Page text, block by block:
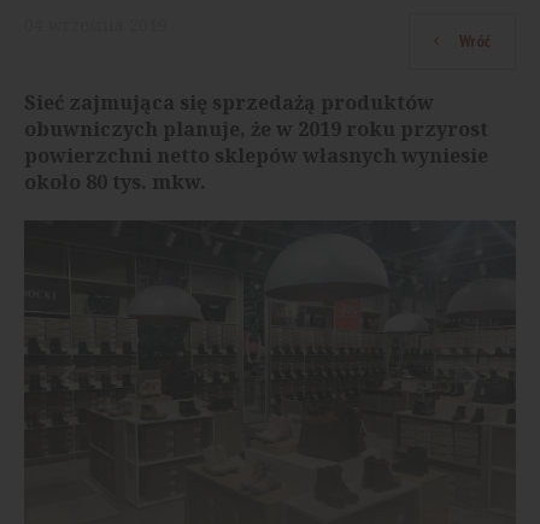
Wróć
Sieć zajmująca się sprzedażą produktów
obuwniczych planuje, że w 2019 roku przyrost
powierzchni netto sklepów własnych wyniesie
około 80 tys. mkw.